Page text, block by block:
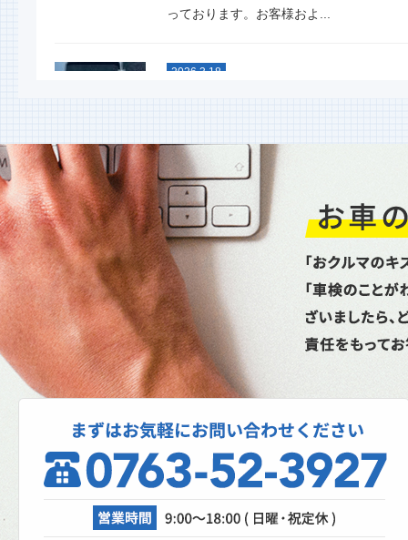
っております。お客様およ...
2026.3.18
タイヤ性能比較テスト命を預ける重要なタ
イヤ。単なる噂やネット情...
2026.1.6
新年あけましておめでとうござ
ます
昨年は格別のお引立てを賜り厚く御礼申し
上げます。本年もどうぞよろしくお願い申
し上げます。本日より通常...
スパネージ（スポット溶接機）
理、成功なるか！？
自動車修理工場では、日々さまざまな設備
が活躍しています。リフト、各エアツー
ル、溶接機、診断機etc....